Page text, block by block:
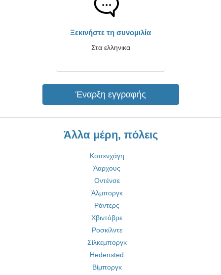
Ξεκινήστε τη συνομιλία
Στα ελληνικα
Έναρξη εγγραφής
Άλλα μέρη, πόλεις
Κοπενχάγη
Άαρχους
Οντένσε
Άλμποργκ
Ράντερς
Χβιντόβρε
Ροσκίλντε
Σίλκεμποργκ
Hedensted
Βίμποργκ